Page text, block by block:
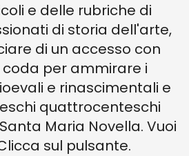
e delle rubriche di
di storia dell'arte,
di un accesso con
per ammirare i
e rinascimentali e
quattrocenteschi
Maria Novella. Vuoi
sul pulsante.